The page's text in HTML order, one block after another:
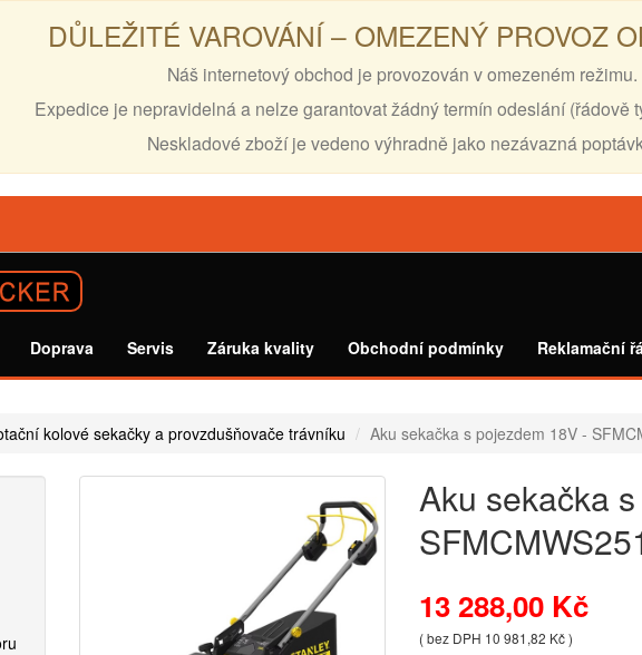
DŮLEŽITÉ VAROVÁNÍ – OMEZENÝ PROVOZ
Náš internetový obchod je provozován v omezeném režimu.
Expedice je nepravidelná a nelze garantovat žádný termín odeslání (řádově
Neskladové zboží je vedeno výhradně jako nezávazná
Doprava Servis Záruka kvality Obchodní podmínky Reklamační
kolové sekačky a provzdušňovače trávníku Aku sekačka s pojezdem 18V -
Aku sekačka
13 288,00 Kč
( bez DPH 10 981,82 Kč )